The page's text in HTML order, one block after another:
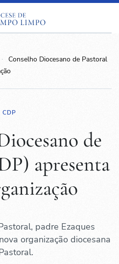
Conselho Diocesano de Pastoral
CDP
de
apresenta
padre Ezaques
organização diocesana